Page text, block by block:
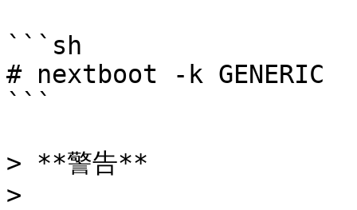
```sh
# nextboot -k GENERIC
```
> **警告**
>